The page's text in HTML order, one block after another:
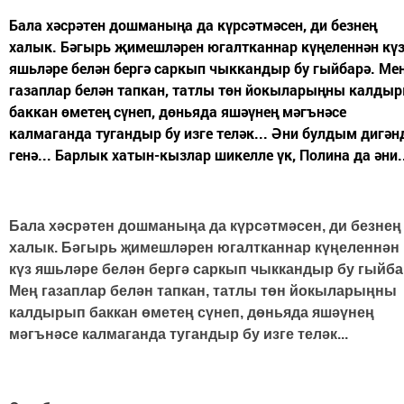
Бала хәсрәтен дошманыңа да күрсәтмәсен, ди безнең
халык. Бәгырь җимешләрен югалт­каннар күңеленнән күз
яшьләре белән бергә саркып чыккандыр бу гыйбарә.
газаплар белән тапкан, татлы төн йокыларыңны
баккан өметең сүнеп, дөньяда яшәүнең мәгънәсе
калмаганда тугандыр бу изге теләк... Әни булдым
генә... Барлык хатын-кызлар шикелле үк, Полина да
Бала хәсрәтен дошманыңа да күрсәтмәсен, ди безнең
халык. Бәгырь җимешләрен югалт­каннар күңеленнән
күз яшьләре белән бергә саркып чыккандыр бу
Мең газаплар белән тапкан, татлы төн йокыларыңны
калдырып баккан өметең сүнеп, дөньяда яшәүнең
мәгънәсе калмаганда тугандыр бу изге теләк...